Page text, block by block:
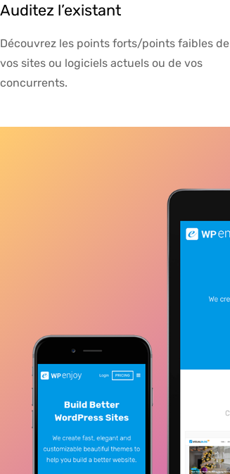
Auditez l’existant
Découvrez les points forts/points faibles de
vos sites ou logiciels actuels ou de vos
concurrents.